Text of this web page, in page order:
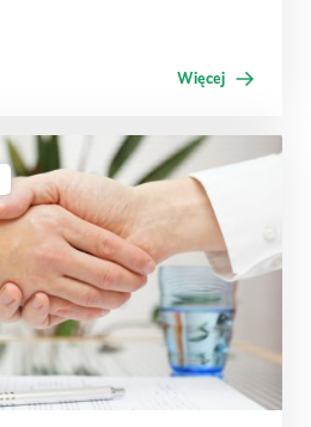
Więcej